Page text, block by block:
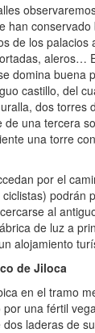
han
de los palacios
aleros…
domina buena
castillo, del
dos torres
una tercera
una torre
por el
podrán
al
de luz a
alojamiento
de Jiloca
en el tramo
una fértil
laderas de